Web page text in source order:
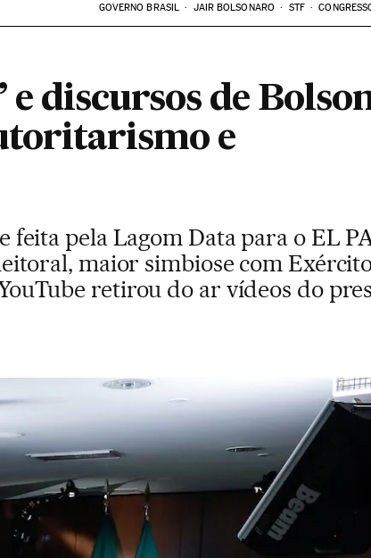
GOVERNO BRASIL JAIR BOLSONARO STF
e discursos de
e
pela Lagom Data para o EL
maior simbiose com
retirou do ar vídeos do